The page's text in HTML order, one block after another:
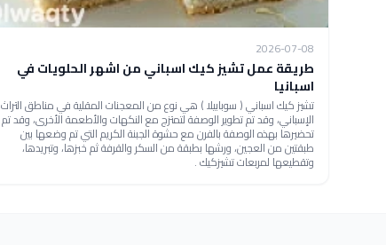
2026-07-08
طريقة عمل تشيز كيك اسباني من اشهر الحلويات في
اسبانيا
تشيز كيك اسباني ( سوبابيلا ) هي نوع من المعجنات المقلية في مناطق التراث
الإسباني، وقد تم تطوير الوصفة لتمتزج مع النكهات والأطعمة الأخرى، وقد تم
تحضيرها بهذه الوصفة بالفرن مع حشوة الجبنة الكريم التي تم وضعها بين
طبقتين من العجين، ورشها بطبقة من السكر والقرفة ثم خبزها، وتبريدها،
وتقطيعها لمربعات تشيزكيك .